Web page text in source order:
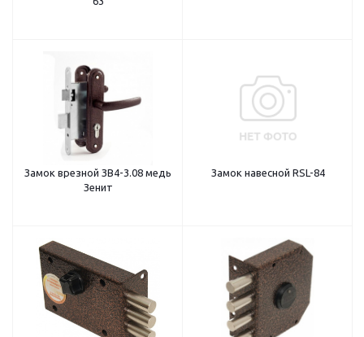
Замок врезной ЗВ4-3.08 медь
Зенит
Замок навесной RSL-84